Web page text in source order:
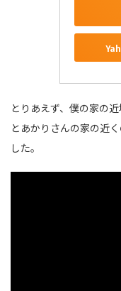
とりあえず、僕の家の
とあかりさんの家の近
した。